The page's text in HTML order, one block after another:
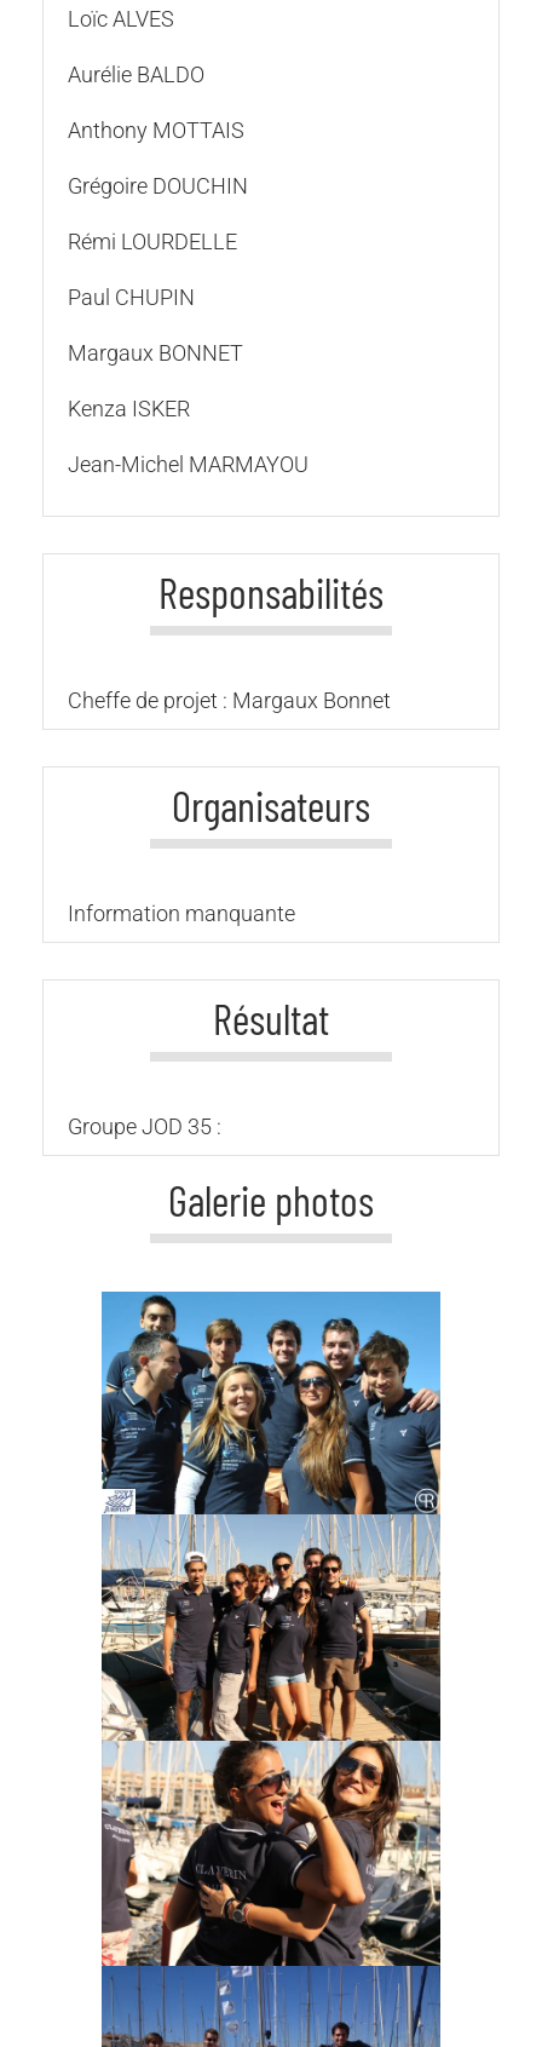
Loïc ALVES
Aurélie BALDO
Anthony MOTTAIS
Grégoire DOUCHIN
Rémi LOURDELLE
Paul CHUPIN
Margaux BONNET
Kenza ISKER
Jean-Michel MARMAYOU
Responsabilités
Cheffe de projet : Margaux Bonnet
Organisateurs
Information manquante
Résultat
Groupe JOD 35 :
Galerie photos